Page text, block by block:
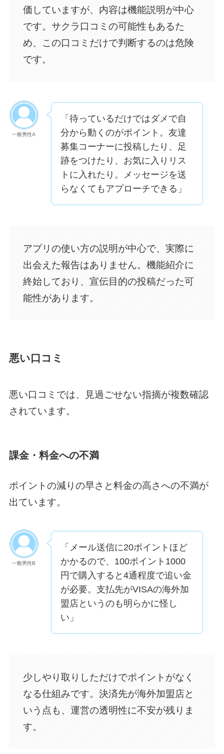
価していますが、内容は機能説明が中心
です。サクラ口コミの可能性もあるた
め、この口コミだけで判断するのは危険
です。
一般男性A
「待っているだけではダメで自
分から動くのがポイント。友達
募集コーナーに投稿したり、足
跡をつけたり、お気に入りリス
トに入れたり。メッセージを送
らなくてもアプローチできる」
アプリの使い方の説明が中心で、実際に
出会えた報告はありません。機能紹介に
終始しており、宣伝目的の投稿だった可
能性があります。
悪い口コミ
悪い口コミでは、見過ごせない指摘が複数確認
されています。
課金・料金への不満
ポイントの減りの早さと料金の高さへの不満が
出ています。
一般男性B
「メール送信に20ポイントほど
かかるので、100ポイント1000
円で購入すると4通程度で追い金
が必要。支払先がVISAの海外加
盟店というのも明らかに怪し
い」
少しやり取りしただけでポイントがなく
なる仕組みです。決済先が海外加盟店と
いう点も、運営の透明性に不安が残りま
す。